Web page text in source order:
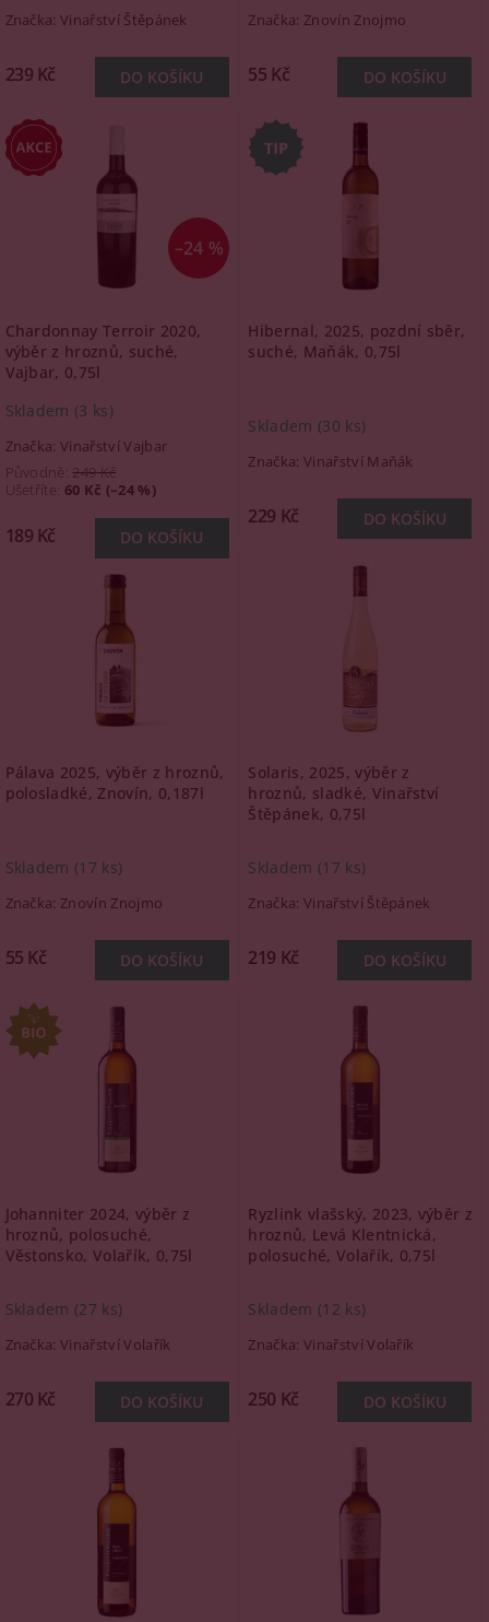
Značka:Vinařství Štěpánek
239 Kč
Značka: Znovín Znojmo
55 Kč
–24 %
Chardonnay Terroir 2020,
výběr z hroznů, suché,
Vajbar, 0,75l
Skladem (3 ks)
Značka:Vinařství Vajbar
Původně:249 Kč
Ušetříte: 60 Kč (–24 %)
189 Kč
Hibernal, 2025, pozdní sběr,
suché, Maňák, 0,75l
Skladem (30 ks)
Značka: Vinařství Maňák
229 Kč
Pálava 2025, výběr z hroznů,
polosladké, Znovín, 0,187l
Skladem (17 ks)
Značka: Znovín Znojmo
55 Kč
Solaris, 2025, výběr z
hroznů, sladké, Vinařství
Štěpánek, 0,75l
Skladem (17 ks)
Značka: Vinařství Štěpánek
219 Kč
Johanniter 2024, výběr z
hroznů, polosuché,
Věstonsko, Volařík, 0,75l
Skladem (27 ks)
Značka:Vinařství Volařík
270 Kč
Ryzlink vlašský, 2023, výběr z
hroznů, Levá Klentnická,
polosuché, Volařík, 0,75l
Skladem (12 ks)
Značka: Vinařství Volařík
250 Kč